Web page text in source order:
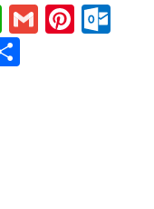
W
h
at
G Pi